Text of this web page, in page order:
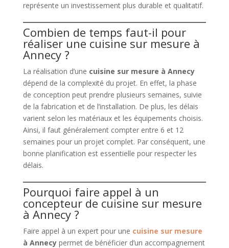
représente un investissement plus durable et qualitatif.
Combien de temps faut-il pour
réaliser une cuisine sur mesure à
Annecy ?
La réalisation d’une cuisine sur mesure à Annecy
dépend de la complexité du projet. En effet, la phase
de conception peut prendre plusieurs semaines, suivie
de la fabrication et de l’installation. De plus, les délais
varient selon les matériaux et les équipements choisis.
Ainsi, il faut généralement compter entre 6 et 12
semaines pour un projet complet. Par conséquent, une
bonne planification est essentielle pour respecter les
délais.
Pourquoi faire appel à un
concepteur de cuisine sur mesure
à Annecy ?
Faire appel à un expert pour une cuisine sur mesure
à Annecypermet de bénéficier d’un accompagnement